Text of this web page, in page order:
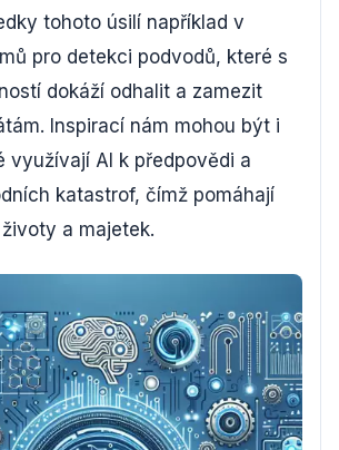
tohoto úsilí například v
pro detekci podvodů, které s
dokáží odhalit a zamezit
Inspirací nám mohou být i
využívají AI k předpovědi a
katastrof, čímž pomáhají
a majetek.